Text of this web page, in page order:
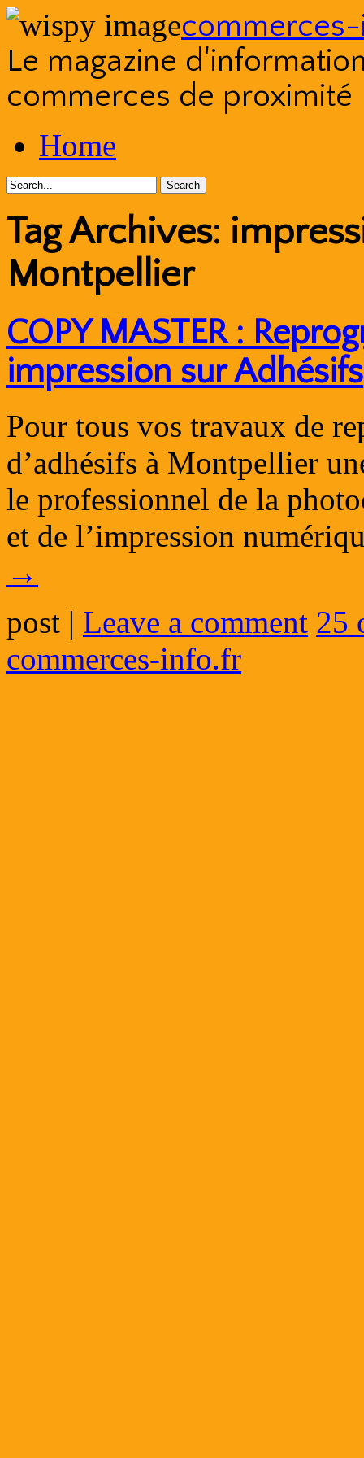
Le magazine
commerces de proximité
to
contentHome
Tag Archives:
Montpellier
COPY MASTER :
impression sur Adhésifs
Pour tous vos travaux de
d’adhésifs à Montpellier
le professionnel de la
et de l’impression
→
post | Leave a comment 25
commerces-info.fr